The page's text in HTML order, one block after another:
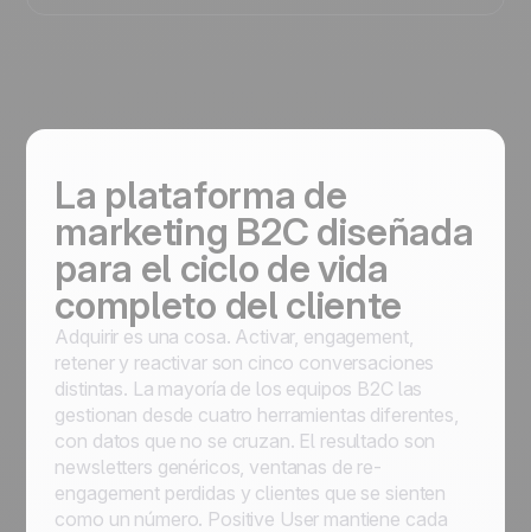
La plataforma de
marketing B2C diseñada
para el ciclo de vida
completo del cliente
Adquirir es una cosa. Activar, engagement,
retener y reactivar son cinco conversaciones
distintas. La mayoría de los equipos B2C las
gestionan desde cuatro herramientas diferentes,
con datos que no se cruzan. El resultado son
newsletters genéricos, ventanas de re-
engagement perdidas y clientes que se sienten
como un número. Positive User mantiene cada